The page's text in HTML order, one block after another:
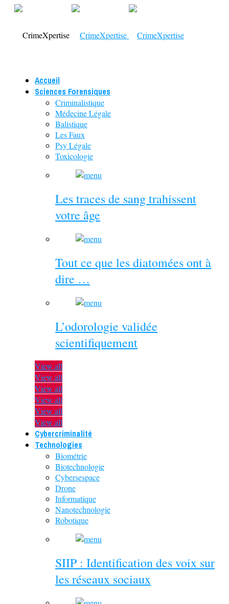
Accueil
Sciences Forensiques
Criminalistique
Médecine Légale
Balistique
Les Faux
Psy Légale
Toxicologie
Les traces de sang trahissent
votre âge
Tout ce que les diatomées ont à
dire …
L’odorologie validée
scientifiquement
View all
View all
View all
View all
View all
View all
Cybercriminalité
Technologies
Biométrie
Biotechnologie
Cybersespace
Drone
Informatique
Nanotechnologie
Robotique
SIIP : Identification des voix sur
les réseaux sociaux